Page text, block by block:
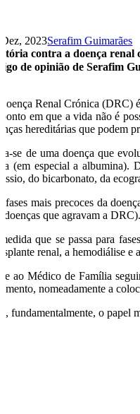
2023Serafim Guimarães
contra a doença renal
de opinião de Serafim
Renal Crónica (DRC) é
em que a vida não é
hereditárias que podem
se de uma doença que
(em especial a albumina).
do bicarbonato, da
fases mais precoces da
doenças que agravam a
que se passa para
renal, a he­modiálise e
ao Médico de Família
nomeadamente a
fundamentalmente, o papel